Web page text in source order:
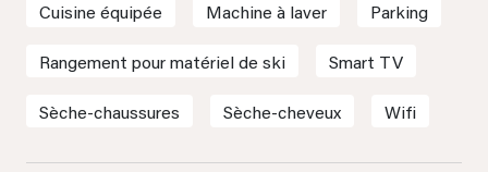
Cuisine équipée Machine à laver Parking
Rangement pour matériel de ski Smart TV
Sèche-chaussures Sèche-cheveux Wifi